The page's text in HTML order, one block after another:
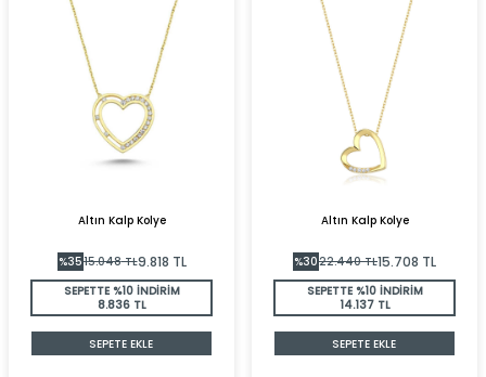
Altın Kalp Kolye
%3515.048TL9.818 TL
SEPETTE %10 İNDİRİM
8.836 TL
SEPETE EKLE
Altın Kalp Kolye
%3022.440TL15.708 TL
SEPETTE %10 İNDİRİM
14.137 TL
SEPETE EKLE